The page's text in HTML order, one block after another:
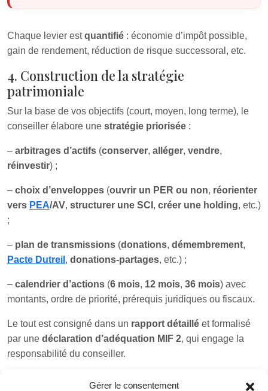
Gérer le consentement
Chaque levier estquantifié : économie d’impôt possible,
gain de rendement, réduction de risque successoral, etc.
4. Construction de la stratégie
patrimoniale
Sur la base de vos objectifs (court, moyen, long terme), le
conseiller élabore une stratégie priorisée :
– arbitrages d’actifs (conserver, alléger, vendre,
réinvestir) ;
– choix d’enveloppes (ouvrir un PER ou non, réorienter
vers PEA/AV, structurer une SCI , créer une holding, etc.)
;
– plan de transmissions (donations, démembrement,
Pacte Dutreil , donations-partages, etc.) ;
– calendrier d’actions (6 mois, 12 mois, 36 mois) avec
montants, ordre de priorité, prérequis juridiques ou fiscaux.
Le tout est consigné dans un rapport détaillé et formalisé
par une déclaration d’adéquation MIF 2, qui engage la
responsabilité du conseiller.
5. Mise en œuvre et suivi